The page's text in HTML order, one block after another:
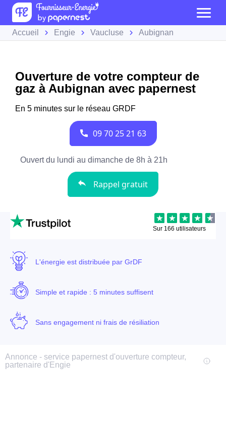
Accueil Engie Vaucluse Aubignan